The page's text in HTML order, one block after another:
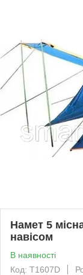
Намет 5
навісом
В наявності
Код: T1607D